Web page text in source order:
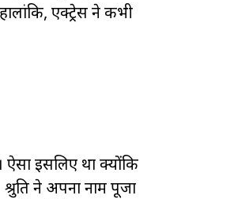
एक्ट्रेस ने कभी
इसलिए था क्योंकि
ने अपना नाम पूजा